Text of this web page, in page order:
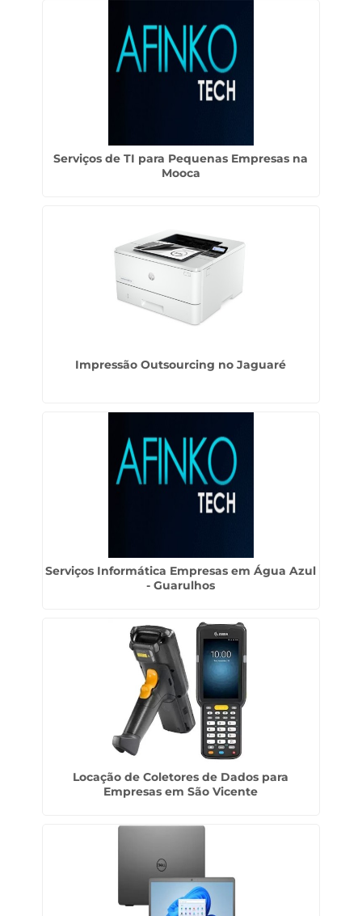
Serviços de TI para Pequenas Empresas na
Mooca
Impressão Outsourcing no Jaguaré
Serviços Informática Empresas em Água Azul
- Guarulhos
Locação de Coletores de Dados para
Empresas em São Vicente